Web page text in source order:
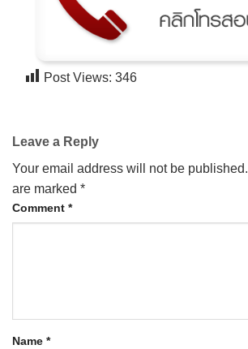
Post Views: 346
Leave a Reply
Your email address will not be published.
are marked *
Comment *
Name *